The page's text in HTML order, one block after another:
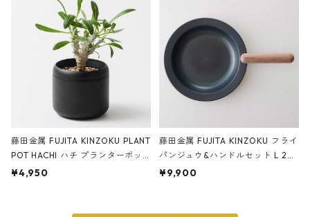
藤田金属 FUJITA KINZOKU PLANT
POT HACHI ハチ プランターポッ
ト 3号 ブラック
¥4,950
藤田金属 FUJITA KINZOKU フライ
パンジュウ&ハンドルセット L 24c
m ガス火・IH対応 鉄フライパン
¥9,900